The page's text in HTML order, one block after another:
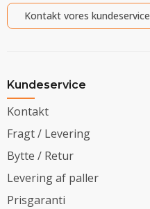
Kontakt vores kundeservice
Kundeservice
Kontakt
Fragt / Levering
Bytte / Retur
Levering af paller
Prisgaranti